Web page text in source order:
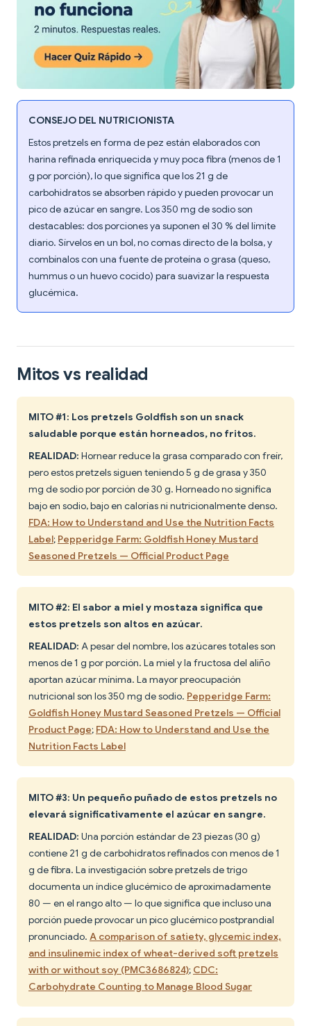
CONSEJO DEL NUTRICIONISTA
Estos pretzels en forma de pez están elaborados con
harina refinada enriquecida y muy poca fibra (menos de 1
g por porción), lo que significa que los 21 g de
carbohidratos se absorben rápido y pueden provocar un
pico de azúcar en sangre. Los 350 mg de sodio son
destacables: dos porciones ya suponen el 30 % del límite
diario. Sírvelos en un bol, no comas directo de la bolsa, y
combínalos con una fuente de proteína o grasa (queso,
hummus o un huevo cocido) para suavizar la respuesta
glucémica.
Mitos vs realidad
MITO #1: Los pretzels Goldfish son un snack
saludable porque están horneados, no fritos.
REALIDAD: Hornear reduce la grasa comparado con freír,
pero estos pretzels siguen teniendo 5 g de grasa y 350
mg de sodio por porción de 30 g. Horneado no significa
bajo en sodio, bajo en calorías ni nutricionalmente denso.
FDA: How to Understand and Use the Nutrition Facts
Label; Pepperidge Farm: Goldfish Honey Mustard
Seasoned Pretzels — Official Product Page
MITO #2: El sabor a miel y mostaza significa que
estos pretzels son altos en azúcar.
REALIDAD: A pesar del nombre, los azúcares totales son
menos de 1 g por porción. La miel y la fructosa del aliño
aportan azúcar mínima. La mayor preocupación
nutricional son los 350 mg de sodio. Pepperidge Farm:
Goldfish Honey Mustard Seasoned Pretzels — Official
Product Page; FDA: How to Understand and Use the
Nutrition Facts Label
MITO #3: Un pequeño puñado de estos pretzels no
elevará significativamente el azúcar en sangre.
REALIDAD: Una porción estándar de 23 piezas (30 g)
contiene 21 g de carbohidratos refinados con menos de 1
g de fibra. La investigación sobre pretzels de trigo
documenta un índice glucémico de aproximadamente
80 — en el rango alto — lo que significa que incluso una
porción puede provocar un pico glucémico postprandial
pronunciado. A comparison of satiety, glycemic index,
and insulinemic index of wheat-derived soft pretzels
with or without soy (PMC3686824); CDC:
Carbohydrate Counting to Manage Blood Sugar